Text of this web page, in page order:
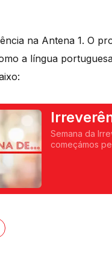
na Antena 1. O
a língua
Semana da
começámos